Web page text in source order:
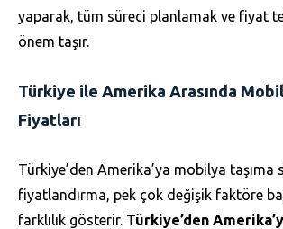
yaparak, tüm süreci planlamak ve fiyat
önem taşır.
Türkiye ile Amerika Arasında
Fiyatları
Türkiye’den Amerika’ya mobilya taşıma
fiyatlandırma, pek çok değişik faktöre
farklılık gösterir. Türkiye’den